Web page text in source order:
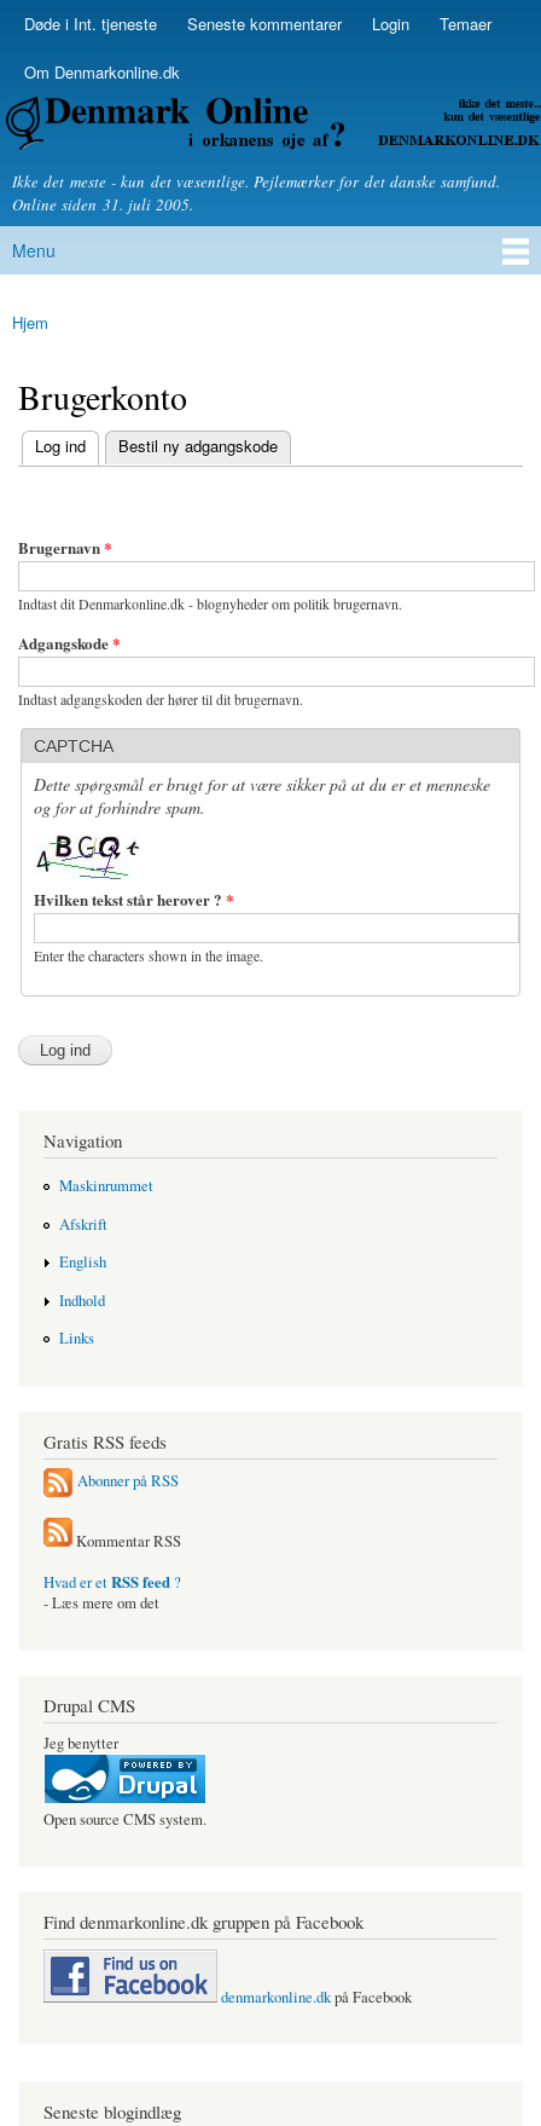
Skip to
Secondary menu
Døde i Int. tjeneste Seneste kommentarer Login Temaer
Om Denmarkonline.dk
Denmarkonline.dk - blognyheder om politik
Ikke det meste - kun det væsentlige. Pejlemærker for det danske samfund.
Online siden 31. juli 2005.
Main menu
Menu
You are here
Hjem
Brugerkonto
Primary tabs
Log ind
(active tab) Bestil ny adgangskode
Brugernavn*
Indtast dit Denmarkonline.dk - blognyheder om politik brugernavn.
Adgangskode*
Indtast adgangskoden der hører til dit brugernavn.
CAPTCHA
Dette spørgsmål er brugt for at være sikker på at du er et menneske
og for at forhindre spam.
Hvilken tekst står herover ? *
Enter the characters shown in the image.
Navigation
Maskinrummet
Afskrift
English
Indhold
Links
Gratis RSS feeds
Abonner på RSS
Kommentar RSS
Hvad er etRSS feed ?
- Læs mere om det
Drupal CMS
Jeg benytter
Open source CMS system.
Find denmarkonline.dk gruppen på Facebook
denmarkonline.dkpå Facebook
Seneste blogindlæg